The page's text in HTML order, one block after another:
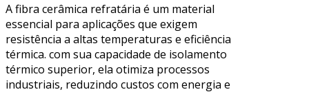
A fibra cerâmica refratária é um material
essencial para aplicações que exigem
resistência a altas temperaturas e eficiência
térmica. com sua capacidade de isolamento
térmico superior, ela otimiza processos
industriais, reduzindo custos com energia e